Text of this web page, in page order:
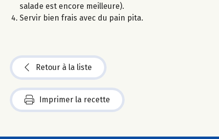
salade est encore meilleure).
Servir bien frais avec du pain pita.
Retour à la liste
Imprimer la recette